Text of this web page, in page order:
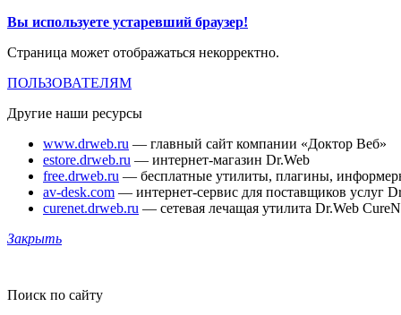
Вы используете устаревший браузер!
Страница может отображаться некорректно.
ПОЛЬЗОВАТЕЛЯМ
Другие наши ресурсы
www.drweb.ru — главный сайт компании «Доктор Веб»
estore.drweb.ru — интернет-магазин Dr.Web
free.drweb.ru — бесплатные утилиты, плагины,
av-desk.com — интернет-сервис для поставщиков услуг
curenet.drweb.ru — сетевая лечащая утилита Dr.Web
Закрыть
Поиск по сайту